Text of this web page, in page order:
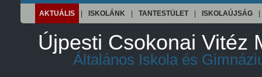
AKTUÁLIS ISKOLÁNK TANTESTÜLET ISKOLAÚJSÁG
Újpesti Csokonai Vitéz
Általános Iskola és